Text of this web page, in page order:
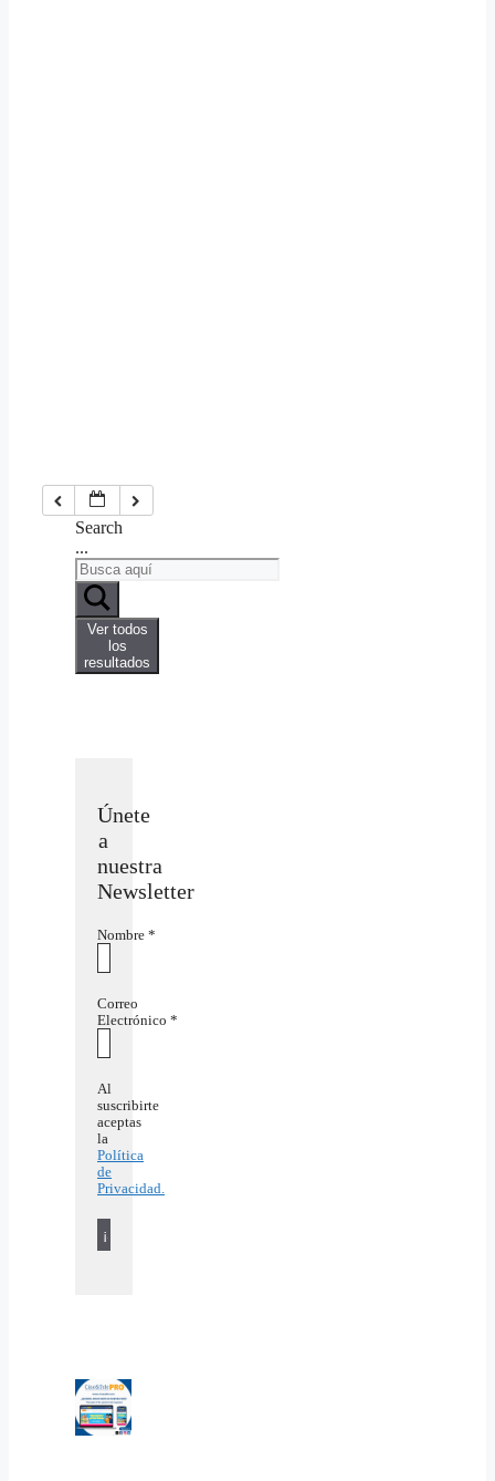
Search
...
Ver todos
los
resultados
Únete
a
nuestra
Newsletter
Nombre *
Correo
Electrónico *
Al
suscribirte
aceptas
la
Política
de
Privacidad.